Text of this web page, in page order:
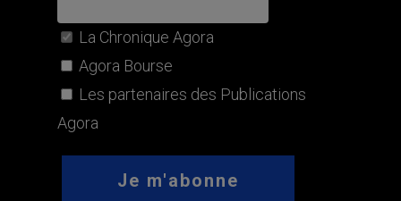
La Chronique Agora
Agora Bourse
Les partenaires des Publications
Agora